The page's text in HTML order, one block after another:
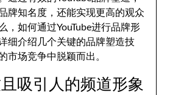
牌知名度，还能实现更高的观众
，如何通过YouTube进行品牌形
细介绍几个关键的品牌塑造技
市场竞争中脱颖而出。
吸引人的频道形象